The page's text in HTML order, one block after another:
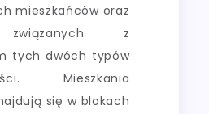
mieszkańców oraz
związanych z
tych dwóch typów
Mieszkania
się w blokach